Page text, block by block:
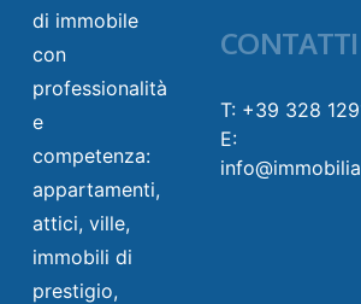
di immobile
con
professionalità
e
competenza:
appartamenti,
attici, ville,
immobili di
prestigio,
CONTATTI
T: +39 328
E: